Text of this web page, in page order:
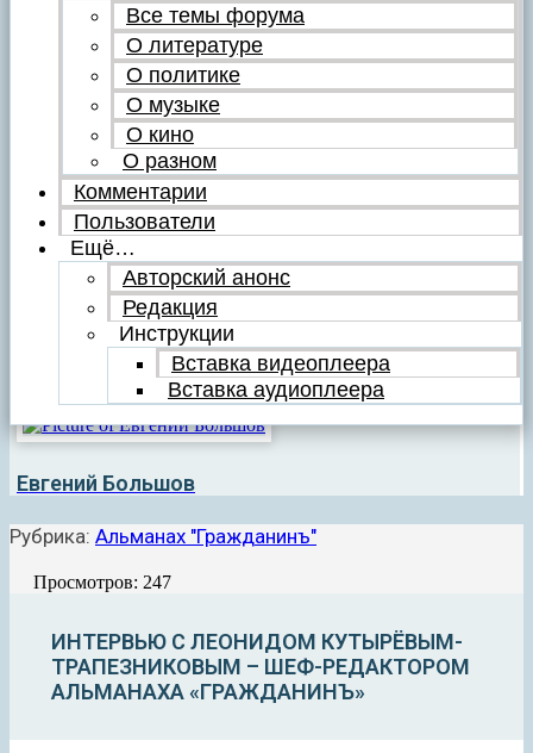
Все темы форума
О литературе
О политике
О музыке
О кино
О разном
Комментарии
Пользователи
Ещё…
Авторский анонс
Редакция
Инструкции
Вставка видеоплеера
Вставка аудиоплеера
Евгений Большов
Рубрика: Альманах "Гражданинъ"
Просмотров: 247
ИНТЕРВЬЮ С ЛЕОНИДОМ КУТЫРЁВЫМ-
ТРАПЕЗНИКОВЫМ – ШЕФ-РЕДАКТОРОМ
АЛЬМАНАХА «ГРАЖДАНИНЪ»